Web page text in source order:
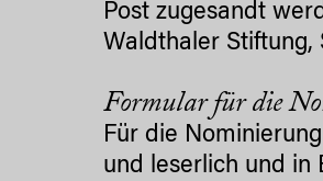
Post zugesandt
Waldthaler Stiftung,
Formular für die
Für die
und leserlich und in